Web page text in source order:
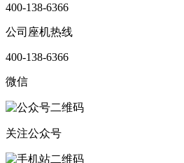
400-138-6366
公司座机热线
400-138-6366
微信
关注公众号